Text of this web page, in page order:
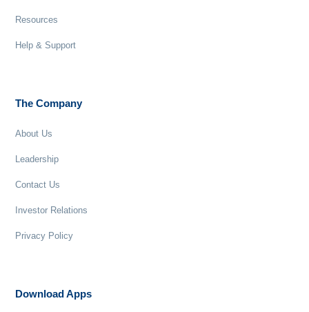
Resources
Help & Support
The Company
About Us
Leadership
Contact Us
Investor Relations
Privacy Policy
Download Apps